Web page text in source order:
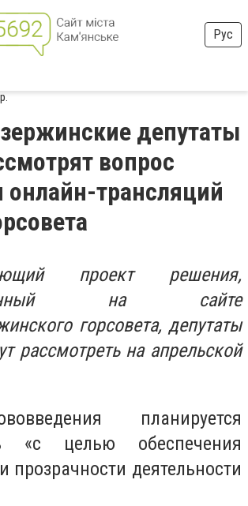
Рус
депутаты
вопрос
онлайн-трансляций
проект решения,
на сайте
горсовета, депутаты
рассмотреть на апрельской
планируется
«с целью обеспечения
прозрачности деятельности